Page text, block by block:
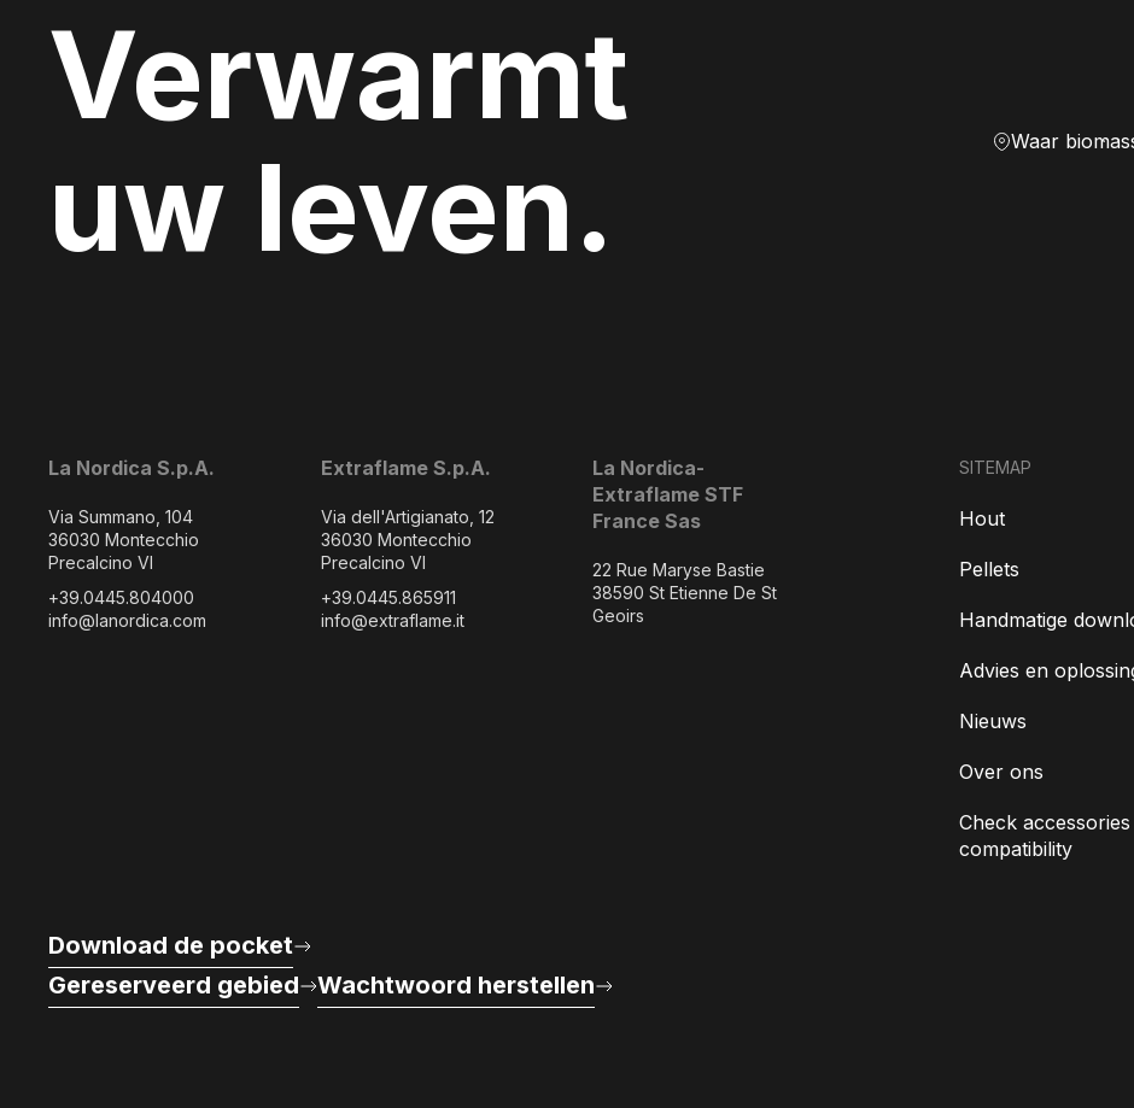
Verwarmt
uw leven.
Waar
La Nordica S.p.A.
Via Summano, 104
36030 Montecchio
Precalcino VI
+39.0445.804000
info@lanordica.com
Extraflame S.p.A.
Via dell'Artigianato, 12
36030 Montecchio
Precalcino VI
+39.0445.865911
info@extraflame.it
La Nordica-
Extraflame STF
France Sas
22 Rue Maryse Bastie
38590 St Etienne De St
Geoirs
Download de pocket
Gereserveerd gebied
Wachtwoord herstellen
SITEMAP
Hout
Pellets
Handmatige
Advies en
Nieuws
Over ons
Check accessories
compatibility